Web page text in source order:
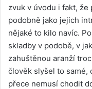
zvuk v úvodu i fakt, že
podobně jako jejich
nějaké to kilo navíc.
skladby v podobě, v
zahuštěnou aranží
člověk slyšel to samé,
přece nemusí chodit